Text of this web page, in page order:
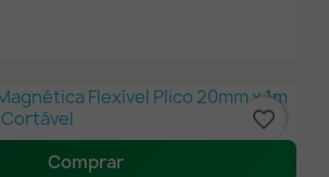
Comprar
favorite_border